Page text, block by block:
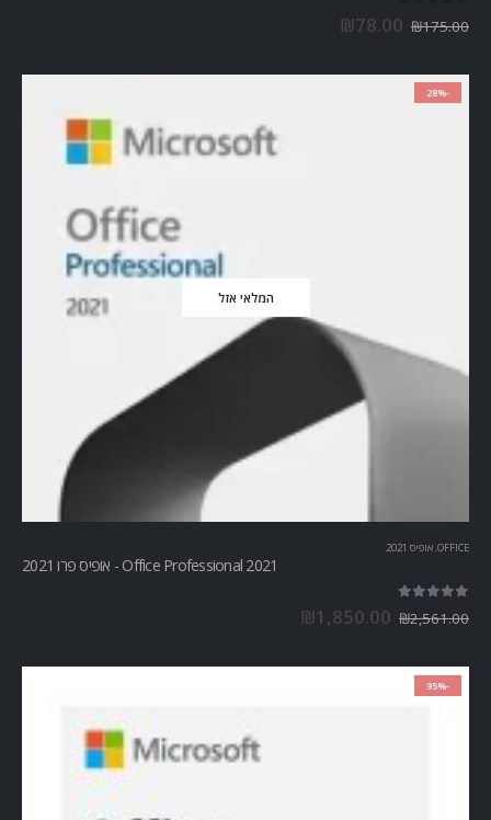
₪175.00
₪78.00
-28%
המלאי אזל
OFFICE
, אופיס 2021
Office Professional 2021 - אופיס פרו 2021
₪2,561.00
₪1,850.00
-95%